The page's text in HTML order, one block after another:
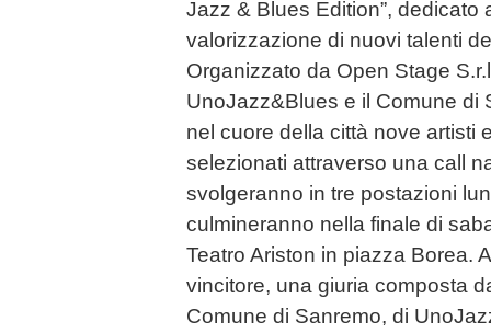
Jazz & Blues Edition”, dedicato
valorizzazione di nuovi talenti
Organizzato da Open Stage
UnoJazz&Blues e il Comune di
nel cuore della città nove artisti
selezionati attraverso una call
svolgeranno in tre postazioni
culmineranno nella finale di
Teatro Ariston in piazza Borea.
vincitore, una giuria composta
Comune di Sanremo, di